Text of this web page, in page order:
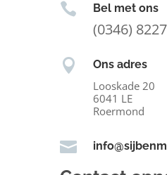
 Bel met ons
(0346)
 Ons adres
Looskade 20
6041 LE
Roermond
